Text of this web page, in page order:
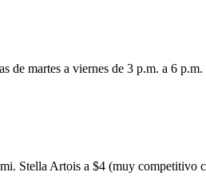
martes a viernes de 3 p.m. a 6
Stella Artois a $4 (muy competitivo